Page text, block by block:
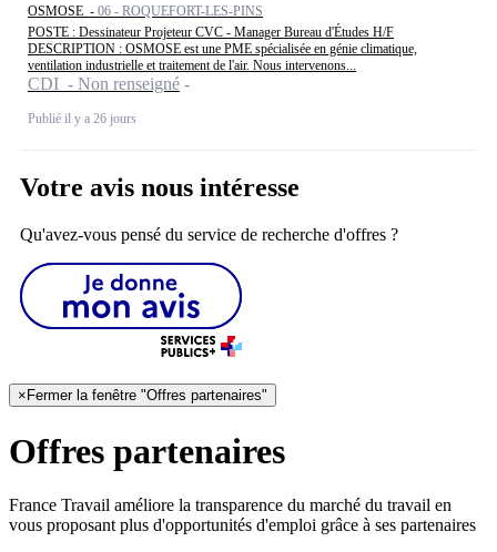
OSMOSE - 06 - ROQUEFORT-LES-PINS
POSTE : Dessinateur Projeteur CVC - Manager Bureau d'Études H/F
DESCRIPTION : OSMOSE est une PME spécialisée en génie climatique,
ventilation industrielle et traitement de l'air. Nous intervenons...
CDI - Non renseigné
Publié il y a 26 jours
Votre avis nous intéresse
Qu'avez-vous pensé du service de recherche d'offres ?
× Fermer la fenêtre "Offres partenaires"
Offres partenaires
France Travail améliore la transparence du marché du travail en
vous proposant plus d'opportunités d'emploi grâce à ses partenaires